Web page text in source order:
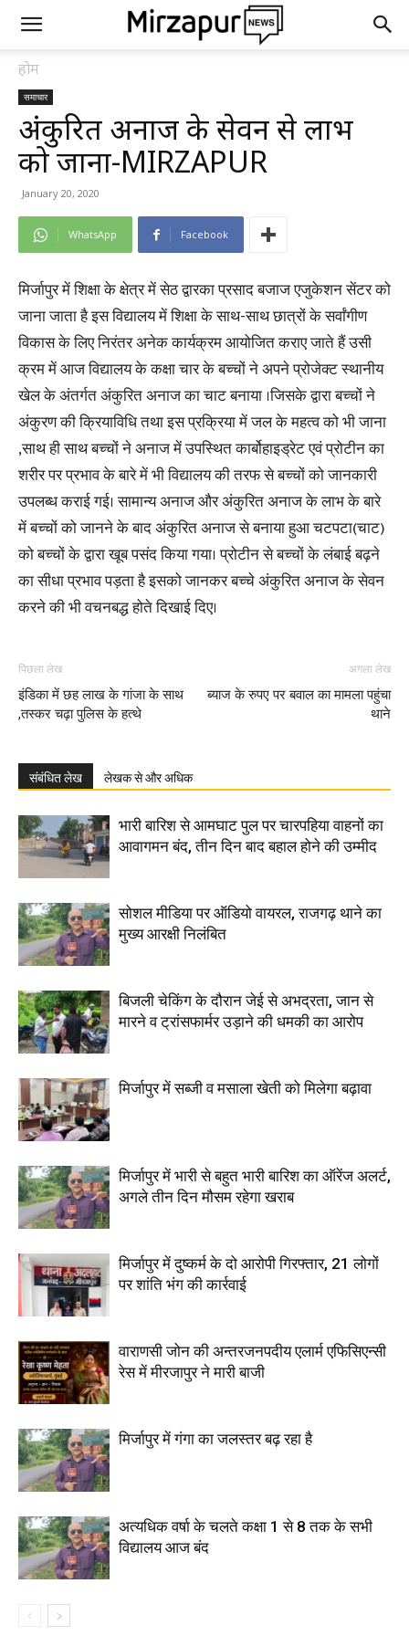
होम
समाचार
अंकुरित अनाज के सेवन से लाभ
को जाना-MIRZAPUR
January 20, 2020
WhatsApp Facebook
मिर्जापुर में शिक्षा के क्षेत्र में सेठ द्वारका प्रसाद बजाज एजुकेशन सेंटर को
जाना जाता है इस विद्यालय में शिक्षा के साथ-साथ छात्रों के सर्वांगीण
विकास के लिए निरंतर अनेक कार्यक्रम आयोजित कराए जाते हैं उसी
क्रम में आज विद्यालय के कक्षा चार के बच्चों ने अपने प्रोजेक्ट स्थानीय
खेल के अंतर्गत अंकुरित अनाज का चाट बनाया ।जिसके द्वारा बच्चों ने
अंकुरण की क्रियाविधि तथा इस प्रक्रिया में जल के महत्व को भी जाना
,साथ ही साथ बच्चों ने अनाज में उपस्थित कार्बोहाइड्रेट एवं प्रोटीन का
शरीर पर प्रभाव के बारे में भी विद्यालय की तरफ से बच्चों को जानकारी
उपलब्ध कराई गई। सामान्य अनाज और अंकुरित अनाज के लाभ के बारे
में बच्चों को जानने के बाद अंकुरित अनाज से बनाया हुआ चटपटा(चाट)
को बच्चों के द्वारा खूब पसंद किया गया। प्रोटीन से बच्चों के लंबाई बढ़ने
का सीधा प्रभाव पड़ता है इसको जानकर बच्चे अंकुरित अनाज के सेवन
करने की भी वचनबद्ध होते दिखाई दिए।
पिछला लेख
इंडिका में छह लाख के गांजा के साथ
,तस्कर चढ़ा पुलिस के हत्थे
अगला लेख
ब्याज के रुपए पर बवाल का मामला पहुंचा
थाने
संबंधित लेख लेखक से और अधिक
भारी बारिश से आमघाट पुल पर चारपहिया वाहनों का
आवागमन बंद, तीन दिन बाद बहाल होने की उम्मीद
सोशल मीडिया पर ऑडियो वायरल, राजगढ़ थाने का
मुख्य आरक्षी निलंबित
बिजली चेकिंग के दौरान जेई से अभद्रता, जान से
मारने व ट्रांसफार्मर उड़ाने की धमकी का आरोप
मिर्जापुर में सब्जी व मसाला खेती को मिलेगा बढ़ावा
मिर्जापुर में भारी से बहुत भारी बारिश का ऑरेंज अलर्ट,
अगले तीन दिन मौसम रहेगा खराब
मिर्जापुर में दुष्कर्म के दो आरोपी गिरफ्तार, 21 लोगों
पर शांति भंग की कार्रवाई
वाराणसी जोन की अन्तरजनपदीय एलार्म एफिसिएन्सी
रेस में मीरजापुर ने मारी बाजी
मिर्जापुर में गंगा का जलस्तर बढ़ रहा है
अत्यधिक वर्षा के चलते कक्षा 1 से 8 तक के सभी
विद्यालय आज बंद